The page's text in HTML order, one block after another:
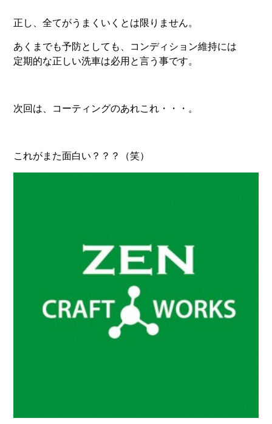
正し、全てがうまくいくとは限りません。
あくまでも予防としても、コンディション維持には
定期的な正しい洗車は必用と言う事です。
次回は、コーティングのあれこれ・・・。
これがまた面白い？？？（笑）